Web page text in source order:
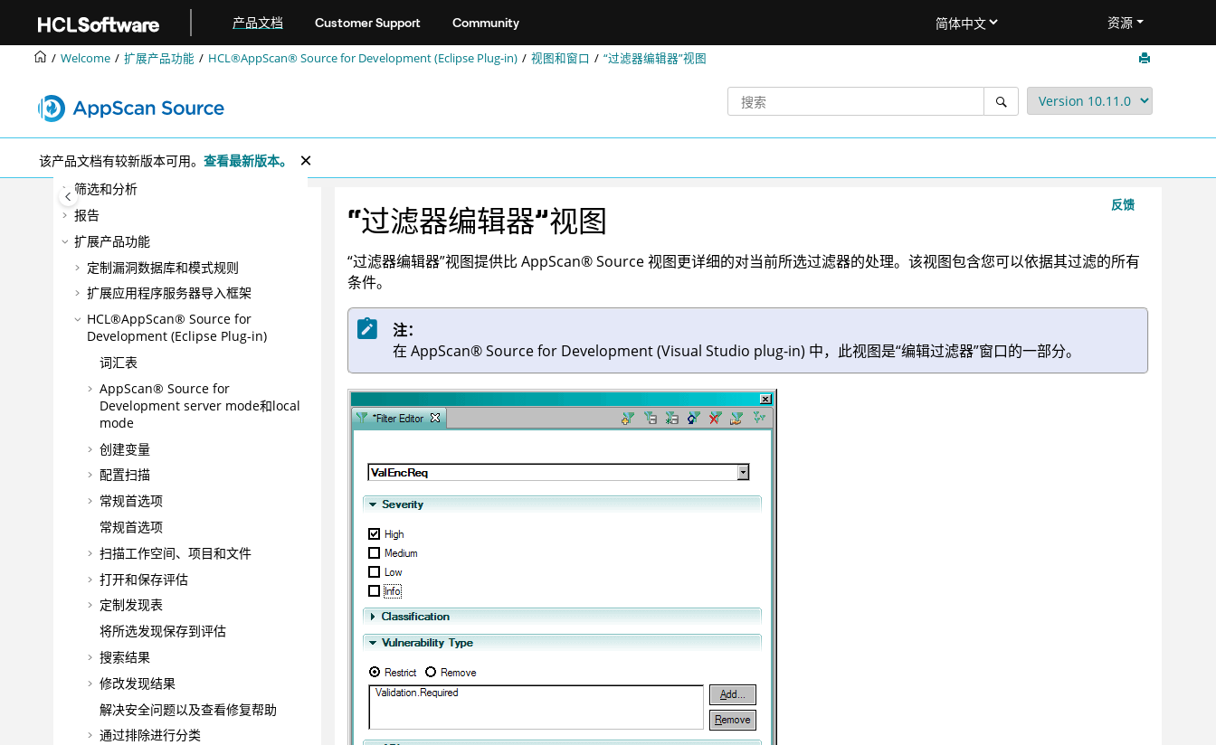
产品文档 Customer Support Community 资源
Welcome 扩展产品功能 HCL®AppScan® Source for Development (Eclipse Plug-in) 视图和窗口 “过滤器编辑器”视图
该产品文档有较新版本可用。 查看最新版本。
欢迎
新增功能
配置
管理
扫描
筛选和分析
报告
扩展产品功能
定制漏洞数据库和模式规则
扩展应用程序服务器导入框架
HCL®AppScan® Source for
Development (Eclipse Plug-in)
词汇表
AppScan® Source for
Development server mode和local
mode
创建变量
配置扫描
常规首选项
常规首选项
扫描工作空间、项目和文件
打开和保存评估
定制发现表
将所选发现保存到评估
搜索结果
修改发现结果
解决安全问题以及查看修复帮助
通过排除进行分类
反馈
“过滤器编辑器”视图
“过滤器编辑器”视图提供比 AppScan®Source视图更详细的对当前所选过滤器的处理。该视图包含您可以依据其过滤的所有
条件。
注：
在 AppScan®Source for Development (Visual Studio plug-in) 中，此视图是“编辑过滤器”窗口的一部分。